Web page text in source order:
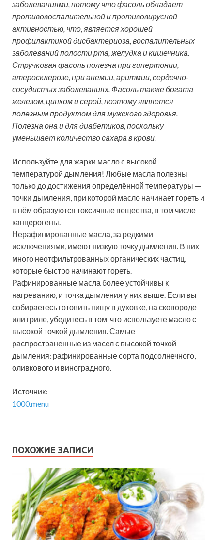
заболеваниями, потому что фасоль обладает
противовоспалительной и противовирусной
активностью, что, является хорошей
профилактикой дисбактериоза, воспалительных
заболеваний полости рта, желудка и кишечника.
Стручковая фасоль полезна при гипертонии,
атеросклерозе, при анемии, аритмии, сердечно-
сосудистых заболеваниях. Фасоль также богата
железом, цинком и серой, поэтому является
полезным продуктом для мужского здоровья.
Полезна она и для диабетиков, поскольку
уменьшает количество сахара в крови.
Используйте для жарки масло с высокой
температурой дымления! Любые масла полезны
только до достижения определённой температуры —
точки дымления, при которой масло начинает гореть и
в нём образуются токсичные вещества, в том числе
канцерогены.
Нерафинированные масла, за редкими
исключениями, имеют низкую точку дымления. В них
много неотфильтрованных органических частиц,
которые быстро начинают гореть.
Рафинированные масла более устойчивы к
нагреванию, и точка дымления у них выше. Если вы
собираетесь готовить пищу в духовке, на сковороде
или гриле, убедитесь в том, что используете масло с
высокой точкой дымления. Самые
распространенные из масел с высокой точкой
дымления: рафинированные сорта подсолнечного,
оливкового и виноградного.
Источник:
1000.menu
ПОХОЖИЕ ЗАПИСИ